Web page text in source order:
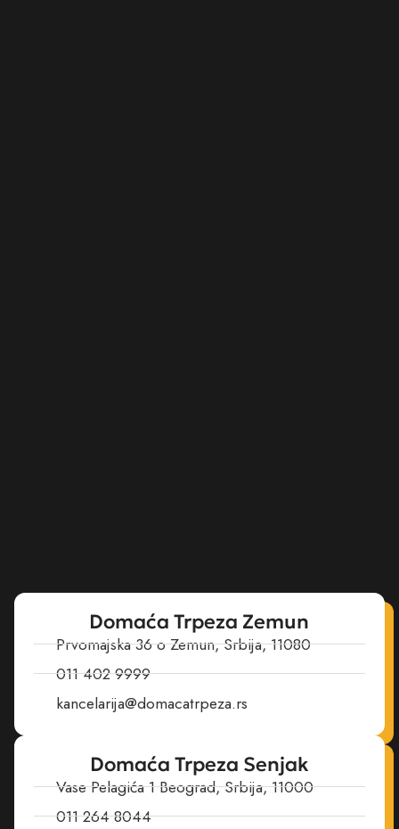
Domaća Trpeza Zemun
Prvomajska 36 o Zemun, Srbija, 11080
011 402 9999
kancelarija@domacatrpeza.rs
Domaća Trpeza Senjak
Vase Pelagića 1 Beograd, Srbija, 11000
011 264 8044